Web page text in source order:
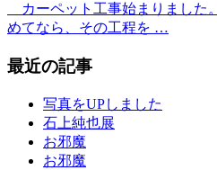
カーペット工事始まりました
めてなら、その工程を …
最近の記事
写真をUPしました
石上純也展
お邪魔
お邪魔